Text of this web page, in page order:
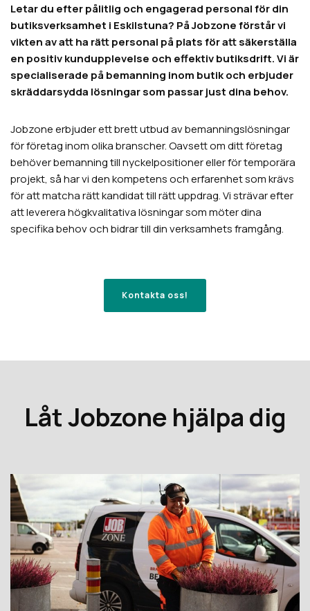
Letar du efter pålitlig och engagerad personal för din
butiksverksamhet i Eskilstuna? På Jobzone förstår vi
vikten av att ha rätt personal på plats för att säkerställa
en positiv kundupplevelse och effektiv butiksdrift. Vi är
specialiserade på bemanning inom butik och erbjuder
skräddarsydda lösningar som passar just dina behov.
Jobzone erbjuder ett brett utbud av bemanningslösningar
för företag inom olika branscher. Oavsett om ditt företag
behöver bemanning till nyckelpositioner eller för temporära
projekt, så har vi den kompetens och erfarenhet som krävs
för att matcha rätt kandidat till rätt uppdrag. Vi strävar efter
att leverera högkvalitativa lösningar som möter dina
specifika behov och bidrar till din verksamhets framgång.
Kontakta oss!
Låt Jobzone hjälpa dig